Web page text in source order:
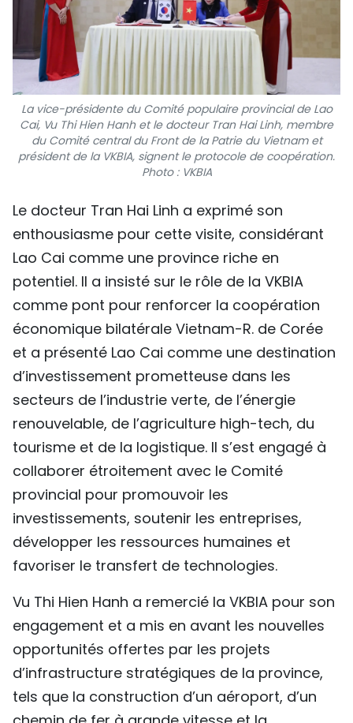
La vice-présidente du Comité populaire provincial de Lao
Cai, Vu Thi Hien Hanh et le docteur Tran Hai Linh, membre
du Comité central du Front de la Patrie du Vietnam et
président de la VKBIA, signent le protocole de coopération.
Photo : VKBIA
Le docteur Tran Hai Linh a exprimé son
enthousiasme pour cette visite, considérant
Lao Cai comme une province riche en
potentiel. Il a insisté sur le rôle de la VKBIA
comme pont pour renforcer la coopération
économique bilatérale Vietnam-R. de Corée
et a présenté Lao Cai comme une destination
d’investissement prometteuse dans les
secteurs de l’industrie verte, de l’énergie
renouvelable, de l’agriculture high-tech, du
tourisme et de la logistique. Il s’est engagé à
collaborer étroitement avec le Comité
provincial pour promouvoir les
investissements, soutenir les entreprises,
développer les ressources humaines et
favoriser le transfert de technologies.
Vu Thi Hien Hanh a remercié la VKBIA pour son
engagement et a mis en avant les nouvelles
opportunités offertes par les projets
d’infrastructure stratégiques de la province,
tels que la construction d’un aéroport, d’un